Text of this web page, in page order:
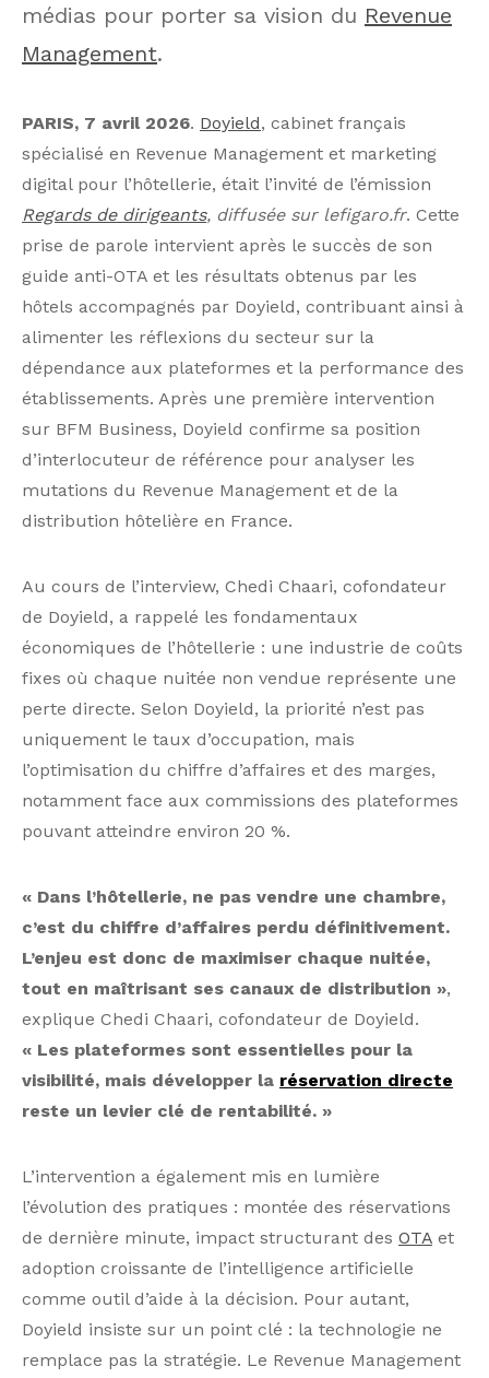
médias pour porter sa vision du Revenue
Management.
PARIS, 7 avril 2026. Doyield, cabinet français
spécialisé en Revenue Management et marketing
digital pour l’hôtellerie, était l’invité de l’émission
Regards de dirigeants, diffusée sur lefigaro.fr. Cette
prise de parole intervient après le succès de son
guide anti-OTA et les résultats obtenus par les
hôtels accompagnés par Doyield, contribuant ainsi à
alimenter les réflexions du secteur sur la
dépendance aux plateformes et la performance des
établissements. Après une première intervention
sur BFM Business, Doyield confirme sa position
d’interlocuteur de référence pour analyser les
mutations du Revenue Management et de la
distribution hôtelière en France.
Au cours de l’interview, Chedi Chaari, cofondateur
de Doyield, a rappelé les fondamentaux
économiques de l’hôtellerie : une industrie de coûts
fixes où chaque nuitée non vendue représente une
perte directe. Selon Doyield, la priorité n’est pas
uniquement le taux d’occupation, mais
l’optimisation du chiffre d’affaires et des marges,
notamment face aux commissions des plateformes
pouvant atteindre environ 20 %.
« Dans l’hôtellerie, ne pas vendre une chambre,
c’est du chiffre d’affaires perdu définitivement.
L’enjeu est donc de maximiser chaque nuitée,
tout en maîtrisant ses canaux de distribution »,
explique Chedi Chaari, cofondateur de Doyield.
« Les plateformes sont essentielles pour la
visibilité, mais développer la réservation directe
reste un levier clé de rentabilité. »
L’intervention a également mis en lumière
l’évolution des pratiques : montée des réservations
de dernière minute, impact structurant des OTA et
adoption croissante de l’intelligence artificielle
comme outil d’aide à la décision. Pour autant,
Doyield insiste sur un point clé : la technologie ne
remplace pas la stratégie. Le Revenue Management